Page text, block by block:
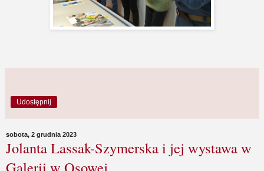
Udostępnij
sobota, 2 grudnia 2023
Jolanta Lassak-Szymerska i jej wystawa w